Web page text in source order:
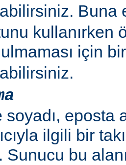
Buna
kullanırken
için
soyadı, eposta
ilgili bir
Sunucu bu